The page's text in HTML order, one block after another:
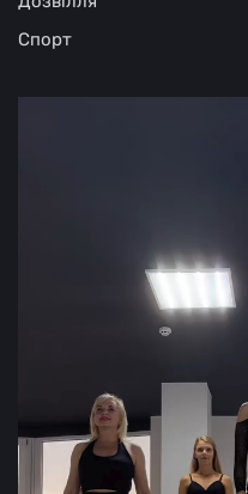
Спорт